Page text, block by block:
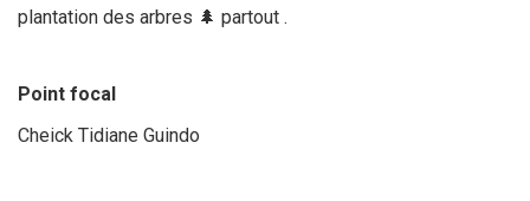
plantation des arbres 🌲 partout .
Point focal
Nom
Cheick Tidiane Guindo